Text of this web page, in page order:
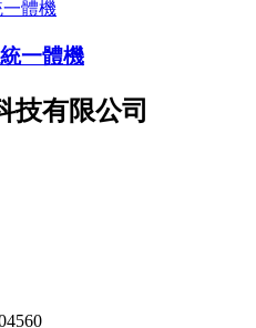
一體機
技有限公司